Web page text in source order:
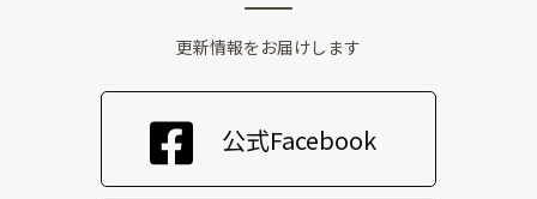
更新情報をお届けします
公式Facebook